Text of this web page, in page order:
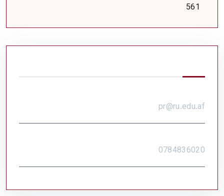
561
pr@ru.edu.af
0784836020